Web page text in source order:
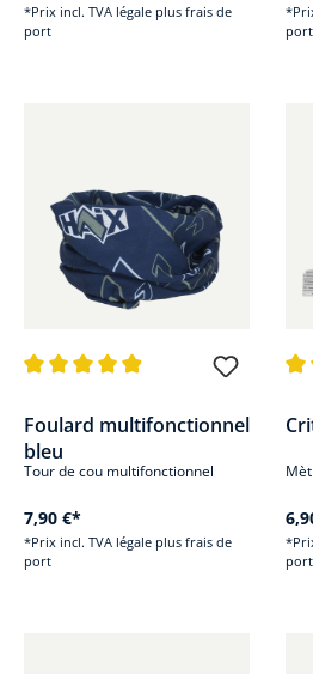
*Prix incl. TVA légale plus frais de
port
port
Foulard multifonctionnel
bleu
Tour de cou multifonctionnel
7,90 €*
*Prix incl. TVA légale plus frais de
port
port